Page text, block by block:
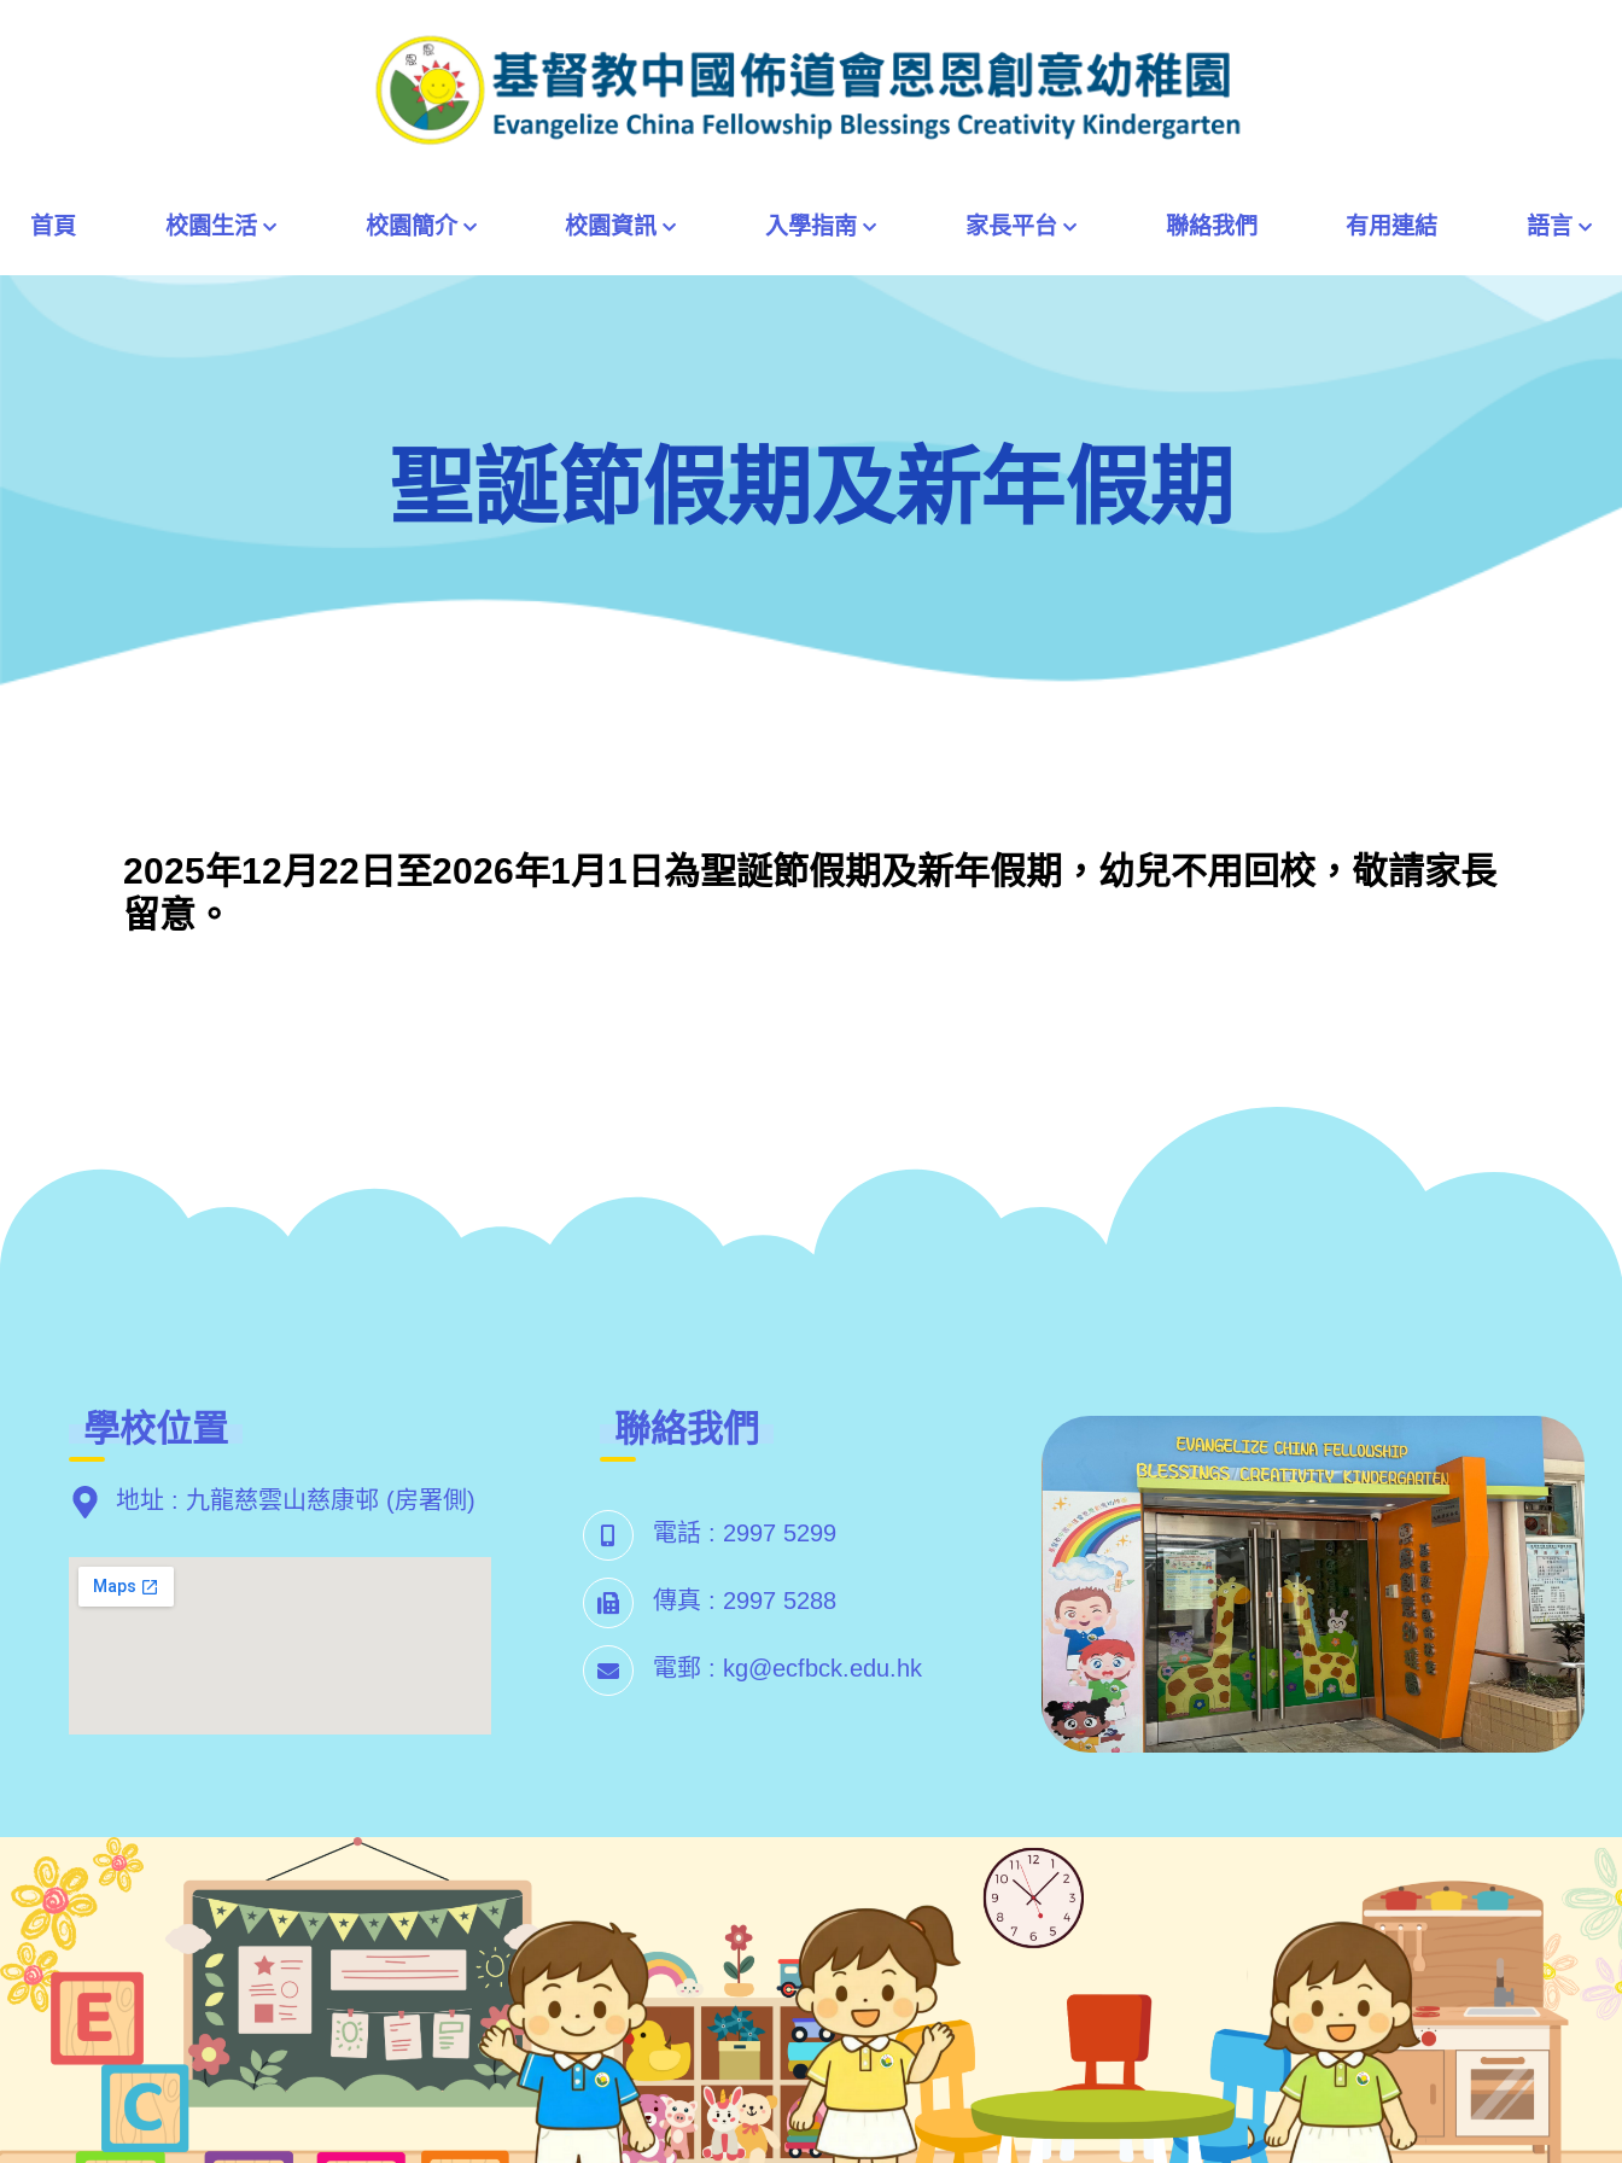
首頁 校園生活 校園簡介 校園資訊 入學指南 家長平台 聯絡我們 有用連結 語言
聖誕節假期及新年假期
2025年12月22日至2026年1月1日為聖誕節假期及新年假期，幼兒不用回校，敬請家長
留意。
學校位置
地址 : 九龍慈雲山慈康邨 (房署側)
聯絡我們
電話 : 2997 5299
傳真 : 2997 5288
電郵 : kg@ecfbck.edu.hk